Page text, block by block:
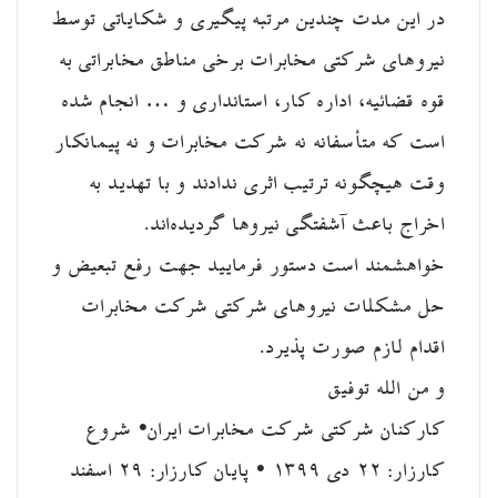
در این مدت چندین مرتبه پیگیری و شکایاتی توسط
نیروهای شرکتی مخابرات برخی مناطق مخابراتی به
قوه قضائیه، اداره کار، استانداری و … انجام شده
است که متأسفانه نه شرکت مخابرات و نه پیمانکار
وقت هیچگونه ترتیب اثری ندادند و با تهدید به
اخراج باعث آشفتگی نیروها گردیده‌اند.
خواهشمند است دستور فرمایید جهت رفع تبعیض و
حل مشکلات نیروهای شرکتی شرکت مخابرات
اقدام لازم صورت پذیرد.
و من الله توفیق
کارکنان شرکتی شرکت مخابرات ایران• شروع
کارزار: ۲۲ دی ۱۳۹۹
•
پایان کارزار: ۲۹ اسفند